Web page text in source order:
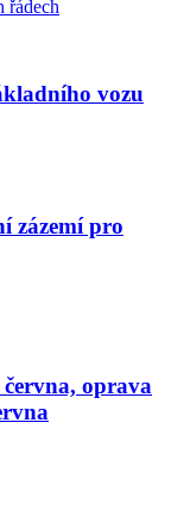
řádech
vozu
zázemí pro
oprava